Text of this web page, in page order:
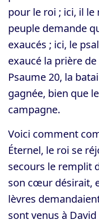
pour le roi ; ici, il le
peuple demande
exaucés ; ici, le
exaucé la prière
Psaume 20, la
gagnée, bien que
campagne.
Voici comment
Éternel, le roi se
secours le remplit
son cœur désirait,
lèvres
sont venus à